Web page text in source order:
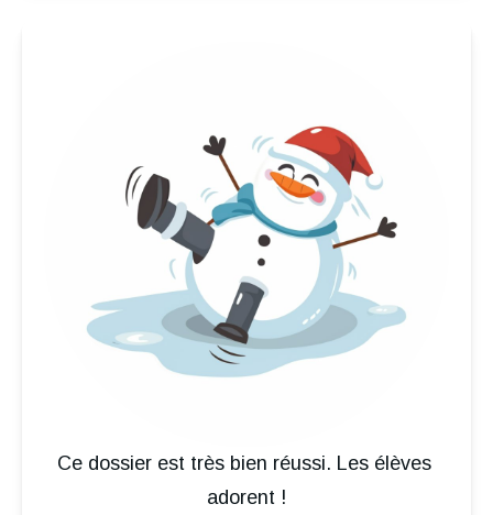
Ce dossier est très bien réussi. Les élèves
adorent !